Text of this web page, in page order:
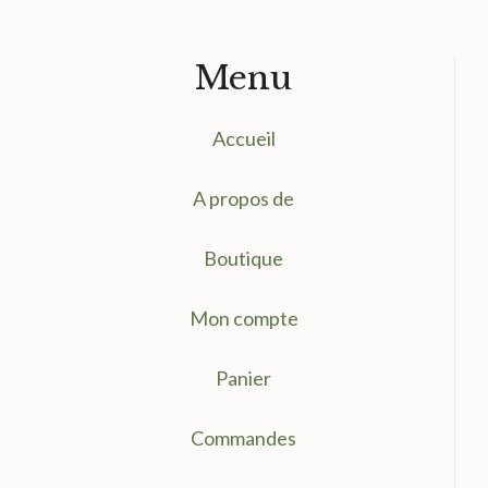
Menu
Accueil
A propos de
Boutique
Mon compte
Panier
Commandes